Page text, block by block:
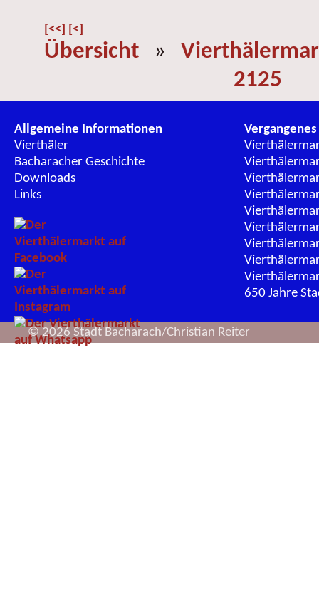
[<<] [<]
Übersicht »
2125
Allgemeine Informationen
Vierthäler
Bacharacher Geschichte
Downloads
Links
Vergangenes
650 Jahre
© 2026 Stadt Bacharach/Christian Reiter